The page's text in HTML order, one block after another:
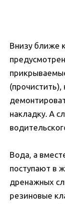
Внизу ближе
накладку. А
Вода, а
поступают в
дренажных
резиновые